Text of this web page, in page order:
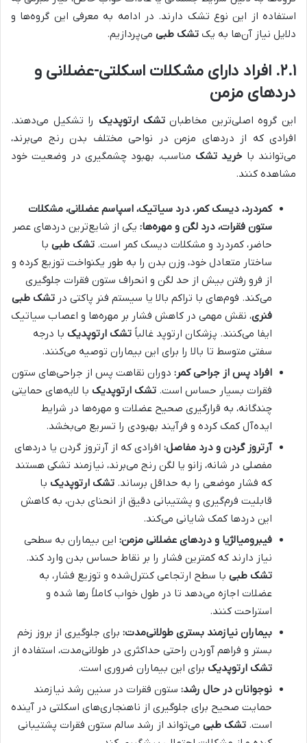
استفاده از این نوع تشک دارند. در ادامه به معرفی این گروه‌ها و
دلایل نیاز آن‌ها به یک تشک طبی می‌پردازیم.
۲.۱. افراد دارای مشکلات اسکلتی-عضلانی و
دردهای مزمن
این گروه اصلی‌ترین مخاطبانتشک ارتوپدیک را تشکیل می‌دهند.
افرادی که از دردهای مزمن در نواحی مختلف بدن رنج می‌برند،
می‌توانند با خرید تشک مناسب، بهبود چشمگیری در وضعیت خود
مشاهده کنند.
کمردرد، دیسک کمر، درد سیاتیک، اسپاسم عضلانی، مشکلات
ستون فقرات، درد لگن و مهره‌ها: یکی از شایع‌ترین دردهای عصر
حاضر، کمردرد و مشکلات دیسک کمر است. تشک طبی با
ساختار متعادل خود، وزن بدن را به طور یکنواخت توزیع کرده و
از فرو رفتن بیش از حد لگن و انحراف ستون فقرات جلوگیری
می‌کند. فوم‌های با تراکم بالا یا سیستم فنر پاکتی در تشک طبی
فنری، نقش مهمی در کاهش فشار بر مهره‌ها و اعصاب سیاتیک
ایفا می‌کنند. پزشکان ارتوپد غالباً تشک ارتوپدیک با درجه
سفتی متوسط تا بالا را برای این بیماران توصیه می‌کنند.
افراد پس از جراحی کمر: دوران نقاهت پس از جراحی‌های ستون
فقرات بسیار حساس است. تشک ارتوپدیک با لایه‌های حمایتی
چندگانه، به قرارگیری صحیح عضلات و مهره‌ها در شرایط
ایده‌آل کمک کرده و فرآیند بهبودی را تسریع می‌بخشد.
آرتروز گردن و درد مفاصل: افرادی که از آرتروز گردن یا دردهای
مفصلی در شانه، زانو یا لگن رنج می‌برند، نیازمند تشکی هستند
که فشار موضعی را به حداقل برساند. تشک ارتوپدیک با
قابلیت فرم‌گیری و پشتیبانی دقیق از انحنای بدن، به کاهش
این دردها کمک شایانی می‌کند.
فیبرومیالژیا و دردهای عضلانی مزمن: این بیماران به سطحی
نیاز دارند که کمترین فشار را بر نقاط حساس بدن وارد کند.
تشک طبی با سطح ارتجاعی کنترل‌شده و توزیع فشار، به
عضلات اجازه می‌دهد تا در طول خواب کاملاً رها شده و
استراحت کنند.
بیماران نیازمند بستری طولانی‌مدت: برای جلوگیری از بروز زخم
بستر و فراهم آوردن راحتی حداکثری در طولانی‌مدت، استفاده از
تشک ارتوپدیک برای این بیماران ضروری است.
نوجوانان در حال رشد: ستون فقرات در سنین رشد نیازمند
حمایت صحیح برای جلوگیری از ناهنجاری‌های اسکلتی در آینده
است. تشک طبی می‌تواند از رشد سالم ستون فقرات پشتیبانی